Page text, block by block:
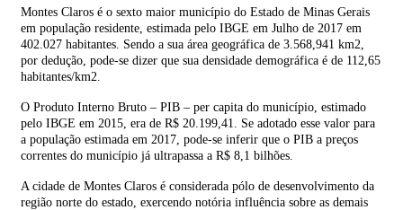
Montes Claros é o sexto maior município do Estado de Minas Gerais
em população residente, estimada pelo IBGE em Julho de 2017 em
402.027 habitantes. Sendo a sua área geográfica de 3.568,941 km2,
por dedução, pode-se dizer que sua densidade demográfica é de 112,65
habitantes/km2.
O Produto Interno Bruto – PIB – per capita do município, estimado
pelo IBGE em 2015, era de R$ 20.199,41. Se adotado esse valor para
a população estimada em 2017, pode-se inferir que o PIB a preços
correntes do município já ultrapassa a R$ 8,1 bilhões.
A cidade de Montes Claros é considerada pólo de desenvolvimento da
região norte do estado, exercendo notória influência sobre as demais